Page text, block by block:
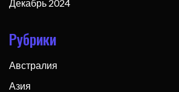
Декабрь 2024
Рубрики
Австралия
Азия